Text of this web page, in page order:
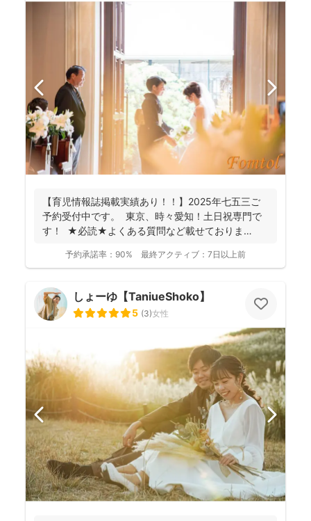
【育児情報誌掲載実績あり！！】2025年七五三ご
予約受付中です。 東京、時々愛知！土日祝専門で
す！ ★必読★よくある質問など載せておりま
予約承諾率： 90% 最終アクティブ： 7日以上前
しょーゆ【TaniueShoko】
5 (3)女性